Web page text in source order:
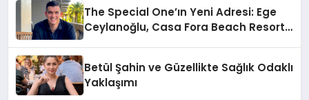
The Special One’ın Yeni Adresi: Ege
Ceylanoğlu, Casa Fora Beach Resort
Betül Şahin ve Güzellikte Sağlık Odaklı
Yaklaşımı